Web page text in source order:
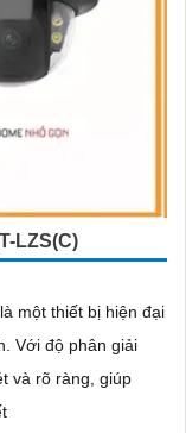
LZS(C)
một thiết bị hiện đại
và rõ ràng, giúp